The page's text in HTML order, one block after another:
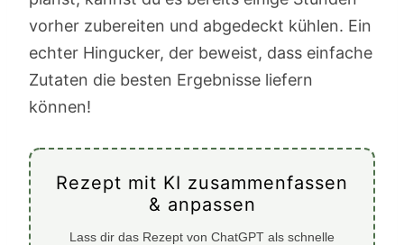
vorher zubereiten und abgedeckt kühlen. Ein
echter Hingucker, der beweist, dass einfache
Zutaten die besten Ergebnisse liefern
können!
Rezept mit KI zusammenfassen
& anpassen
Lass dir das Rezept von ChatGPT als schnelle